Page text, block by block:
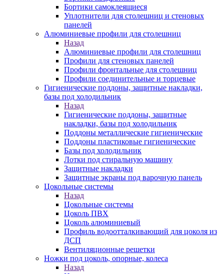
Бортики самоклеящиеся
Уплотнители для столешниц и стеновых
панелей
Алюминиевые профили для столешниц
Назад
Алюминиевые профили для столешниц
Профили для стеновых панелей
Профили фронтальные для столешниц
Профили соединительные и торцевые
Гигиенические поддоны, защитные накладки,
базы под холодильник
Назад
Гигиенические поддоны, защитные
накладки, базы под холодильник
Поддоны металлические гигиенические
Поддоны пластиковые гигиенические
Базы под холодильник
Лотки под стиральную машину
Защитные накладки
Защитные экраны под варочную панель
Цокольные системы
Назад
Цокольные системы
Цоколь ПВХ
Цоколь алюминиевый
Профиль водоотталкивающий для цоколя из
ДСП
Вентиляционные решетки
Ножки под цоколь, опорные, колеса
Назад